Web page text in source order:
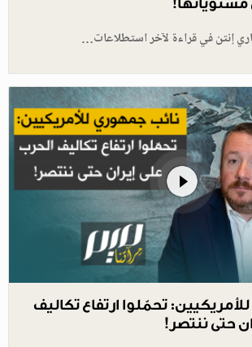
إنتن في قراءة لآخر استطلاعات…
تحمّلوا ارتفاع تكاليف
حتى ننتصر!